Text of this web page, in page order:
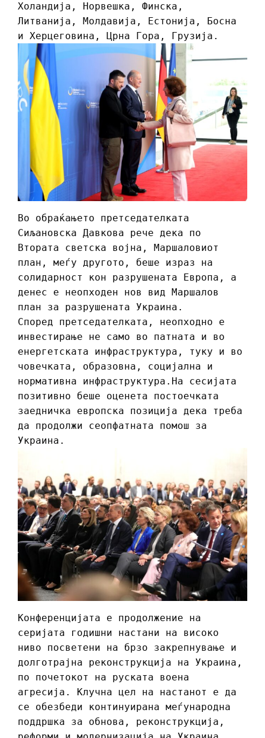
Холандија, Норвешка, Финска,
Литванија, Молдавија, Естонија, Босна
и Херцеговина, Црна Гора, Грузија.
Во обраќањето претседателката
Сиљановска Давкова рече дека по
Втората светска војна, Маршаловиот
план, меѓу другото, беше израз на
солидарност кон разрушената Европа, а
денес е неопходен нов вид Маршалов
план за разрушената Украина.
Според претседателката, неопходно е
инвестирање не само во патната и во
енергетската инфраструктура, туку и во
човечката, образовна, социјална и
нормативна инфраструктура.На сесијата
позитивно беше оценета постоечката
заедничка европска позиција дека треба
да продолжи сеопфатната помош за
Украина.
Конференцијата е продолжение на
серијата годишни настани на високо
ниво посветени на брзо закрепнување и
долготрајна реконструкција на Украина,
по почетокот на руската воена
агресија. Клучна цел на настанот е да
се обезбеди континуирана меѓународна
поддршка за обнова, реконструкција,